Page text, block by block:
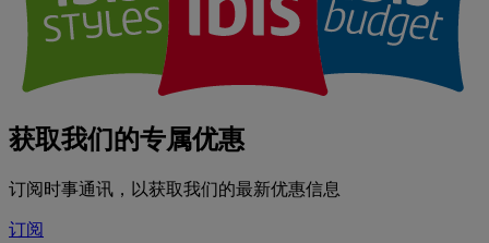
获取我们的专属优惠
订阅时事通讯，以获取我们的最新优惠信息
订阅